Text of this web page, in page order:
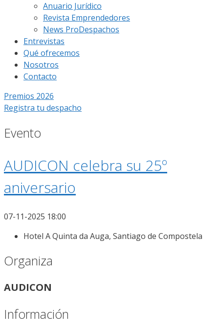
Anuario Jurídico
Revista Emprendedores
News ProDespachos
Entrevistas
Qué ofrecemos
Nosotros
Contacto
Premios 2026
Registra tu despacho
Evento
AUDICON celebra su 25º
aniversario
07-11-2025 18:00
Hotel A Quinta da Auga, Santiago de Compostela
Organiza
AUDICON
Información